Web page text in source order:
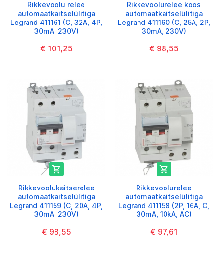
Rikkevoolu relee
automaatkaitselülitiga
Legrand 411161 (C, 32A, 4P,
30mA, 230V)
€ 101,25
Rikkevoolurelee koos
automaatkaitselülitiga
Legrand 411160 (C, 25A, 2P,
30mA, 230V)
€ 98,55

Rikkevoolukaitserelee
automaatkaitselülitiga
Legrand 411159 (C, 20A, 4P,
30mA, 230V)
€ 98,55

Rikkevoolurelee
automaatkaitselülitiga
Legrand 411158 (2P, 16A, C,
30mA, 10kA, AC)
€ 97,61